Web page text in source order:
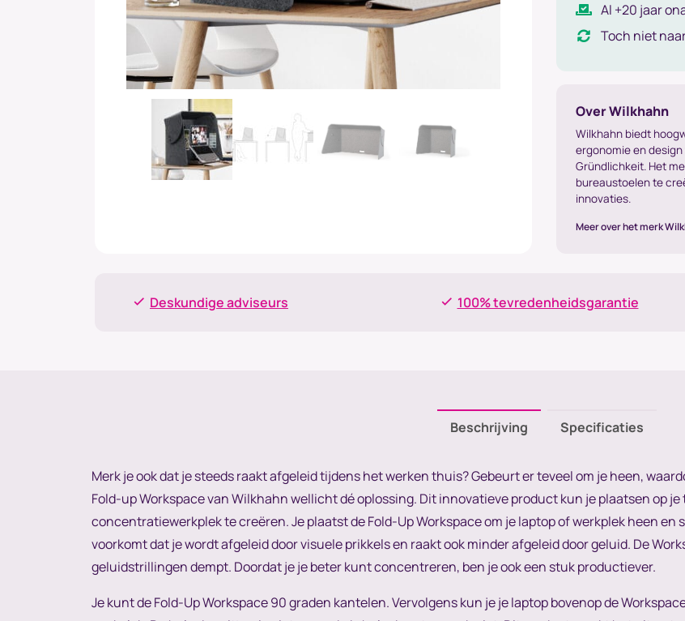
Al +20 jaar
Toch niet
Over Wilkhahn
Wilkhahn biedt
ergonomie en
Gründlichkeit. Het
bureaustoelen te
innovaties.
Meer over het merk
Deskundige adviseurs 100% tevredenheidsgarantie
Beschrijving Specificaties
Merk je ook dat je steeds raakt afgeleid tijdens het werken thuis? Gebeurt er teveel om je heen,
Fold-up Workspace van Wilkhahn wellicht dé oplossing. Dit innovatieve product kun je plaatsen op je
concentratiewerkplek te creëren. Je plaatst de Fold-Up Workspace om je laptop of werkplek heen en
voorkomt dat je wordt afgeleid door visuele prikkels en raakt ook minder afgeleid door geluid. De
geluidstrillingen dempt. Doordat je je beter kunt concentreren, ben je ook een stuk productiever.
Je kunt de Fold-Up Workspace 90 graden kantelen. Vervolgens kun je je laptop bovenop de